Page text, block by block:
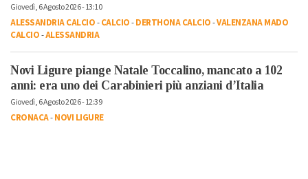
Giovedì, 6 Agosto 2026 - 13:10
ALESSANDRIA CALCIO-CALCIO-DERTHONA CALCIO-VALENZANA MADO
CALCIO-ALESSANDRIA
Novi Ligure piange Natale Toccalino, mancato a 102
anni: era uno dei Carabinieri più anziani d’Italia
Giovedì, 6 Agosto 2026 - 12:39
CRONACA-NOVI LIGURE